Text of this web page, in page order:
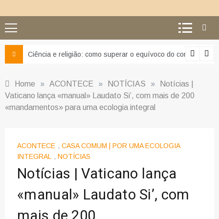
Ciência e religião: como superar o equívoco do conflito
Home » ACONTECE » NOTÍCIAS »
Notícias |
Vaticano lança «manual» Laudato Si’, com mais de 200
«mandamentos» para uma ecologia integral
ACONTECE , CASA COMUM | POR UMA ECOLOGIA
INTEGRAL
, NOTÍCIAS
Notícias | Vaticano lança
«manual» Laudato Si’, com